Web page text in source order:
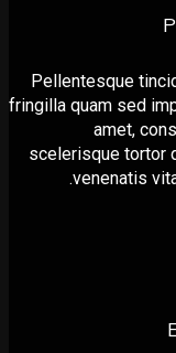
fringilla quam
scelerisque